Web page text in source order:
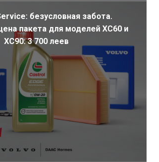
безусловная забота.
пакета для моделей XC60 и
XC90: 3 700 леев